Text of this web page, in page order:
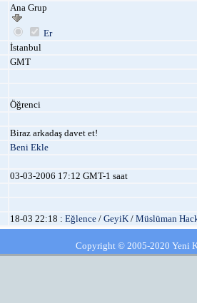
Ana Grup
Er
İstanbul
GMT
Öğrenci
Biraz arkadaş davet et!
Beni Ekle
03-03-2006 17:12 GMT-1 saat
18-03 22:18 : Eğlence / GeyiK / Müslüman
Copyright © 2005-2020 Yeni